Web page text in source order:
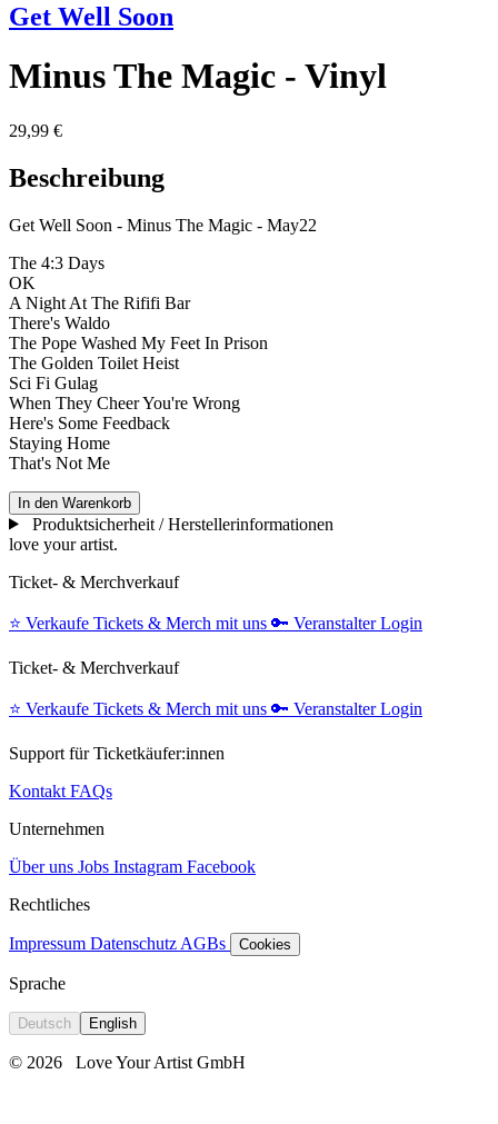
Get Well Soon
Minus The Magic - Vinyl
29,99 €
Beschreibung
Get Well Soon - Minus The Magic - May22
The 4:3 Days
OK
A Night At The Rififi Bar
There's Waldo
The Pope Washed My Feet In Prison
The Golden Toilet Heist
Sci Fi Gulag
When They Cheer You're Wrong
Here's Some Feedback
Staying Home
That's Not Me
In den Warenkorb
Produktsicherheit / Herstellerinformationen
love your artist.
Ticket- & Merchverkauf
⭐️ Verkaufe Tickets & Merch mit uns 🔑 Veranstalter Login
Ticket- & Merchverkauf
⭐️ Verkaufe Tickets & Merch mit uns 🔑 Veranstalter Login
Support für Ticketkäufer:innen
Kontakt FAQs
Unternehmen
Über uns Jobs Instagram Facebook
Rechtliches
Impressum Datenschutz AGBs Cookies
Sprache
Deutsch English
© 2026 Love Your Artist GmbH